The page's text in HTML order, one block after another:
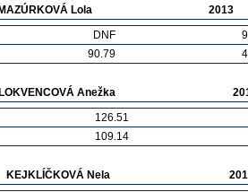
Lola
2013
DNF
90.79
Anežka
126.51
109.14
KEJKLÍČKOVÁ Nela